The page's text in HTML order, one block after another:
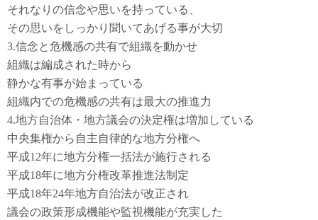
それなりの信念や思いを持っている、
その思いをしっかり聞いてあげる事が大切
3.信念と危機感の共有で組織を動かせ
組織は編成された時から
静かな有事が始まっている
組織内での危機感の共有は最大の推進力
4.地方自治体・地方議会の決定権は増加している
中央集権から自主自律的な地方分権へ
平成12年に地方分権一括法が施行される
平成18年に地方分権改革推進法制定
平成18年24年地方自治法が改正され
議会の政策形成機能や監視機能が充実した